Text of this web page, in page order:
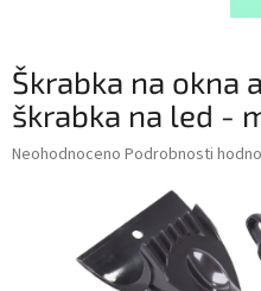
Škrabka na okna
škrabka na led -
Průměrné
Neohodnoceno Podrobnosti